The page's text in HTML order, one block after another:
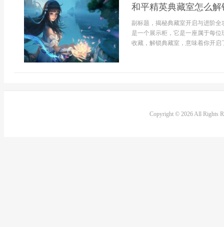
和平精英典藏室怎么
副标题，揭秘典藏室开启与进阶
是一个展示柜，它是一座属于每
收藏，解锁典藏室，意味着你开启
Copyright © 2026 All Rights